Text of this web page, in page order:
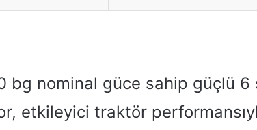
bg nominal güce sahip güçlü
etkileyici traktör